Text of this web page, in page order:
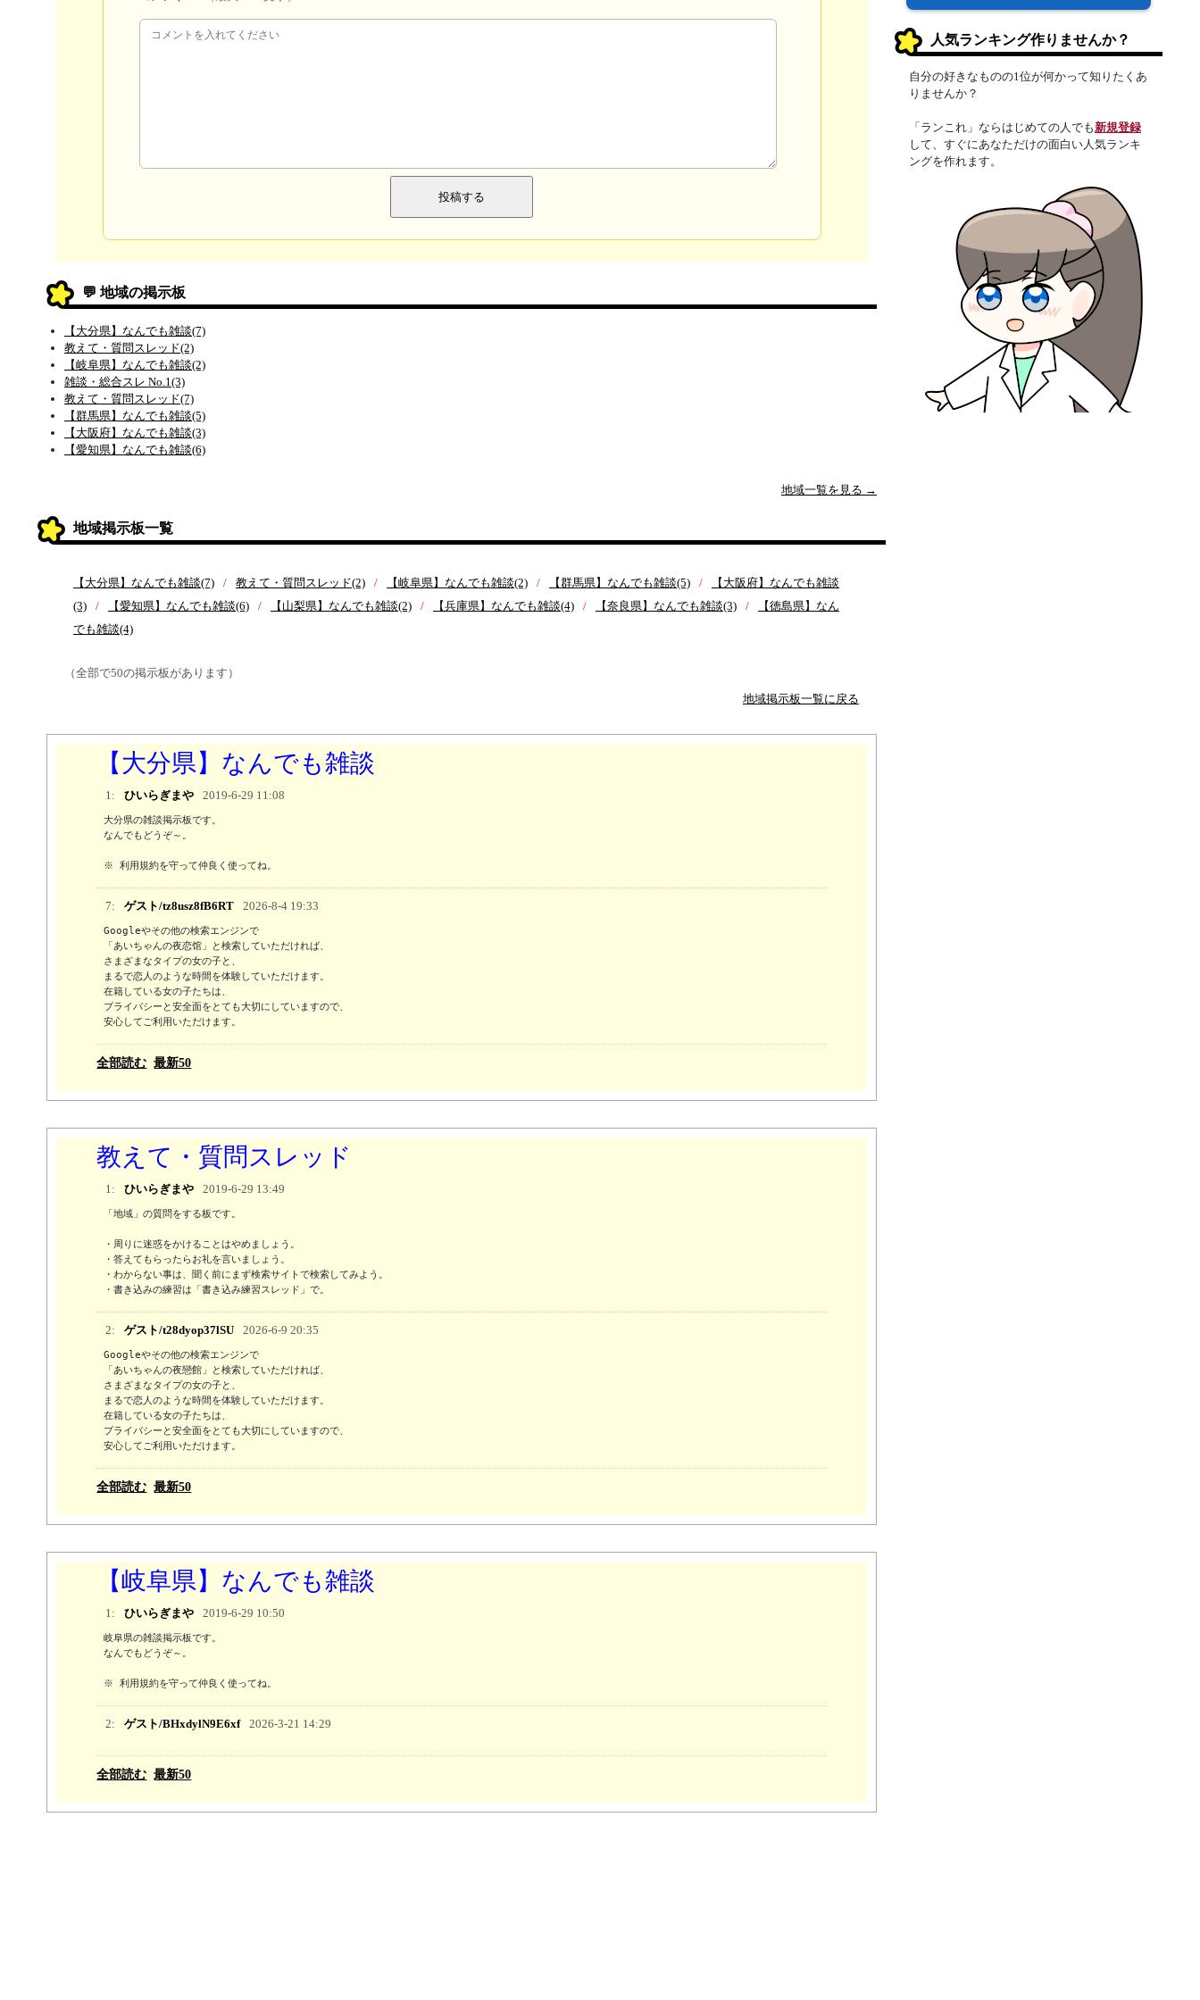
💬 地域の掲示板
【大分県】なんでも雑談(7)
教えて・質問スレッド(2)
【岐阜県】なんでも雑談(2)
雑談・総合スレ No.1(3)
教えて・質問スレッド(7)
【群馬県】なんでも雑談(5)
【大阪府】なんでも雑談(3)
【愛知県】なんでも雑談(6)
地域一覧を見る →
地域掲示板一覧
【大分県】なんでも雑談(7) 教えて・質問スレッド(2) 【岐阜県】なんでも雑談(2) 【群馬県】なんでも雑談(5)
【大阪府】なんでも雑談
(3)
【愛知県】なんでも雑談(6) 【山梨県】なんでも雑談(2) 【兵庫県】なんでも雑談(4) 【奈良県】なんでも雑談(3)
【徳島県】なん
でも雑談(4)
（全部で50の掲示板があります）
地域掲示板一覧に戻る
【大分県】なんでも雑談
1: ひいらぎまや 2019-6-29 11:08
大分県の雑談掲示板です。
なんでもどうぞ～。
※ 利用規約を守って仲良く使ってね。
7: ゲスト/tz8usz8fB6RT 2026-8-4 19:33
Googleやその他の検索エンジンで
「あいちゃんの夜恋馆」と検索していただければ、
さまざまなタイプの女の子と、
まるで恋人のような時間を体験していただけます。
在籍している女の子たちは、
プライバシーと安全面をとても大切にしていますので、
安心してご利用いただけます。
全部読む 最新50
教えて・質問スレッド
1: ひいらぎまや 2019-6-29 13:49
「地域」の質問をする板です。
・周りに迷惑をかけることはやめましょう。
・答えてもらったらお礼を言いましょう。
・わからない事は、聞く前にまず検索サイトで検索してみよう。
・書き込みの練習は「書き込み練習スレッド」で。
2: ゲスト/t28dyop37lSU 2026-6-9 20:35
Googleやその他の検索エンジンで
「あいちゃんの夜戀館」と検索していただければ、
さまざまなタイプの女の子と、
まるで恋人のような時間を体験していただけます。
在籍している女の子たちは、
プライバシーと安全面をとても大切にしていますので、
安心してご利用いただけます。
全部読む 最新50
【岐阜県】なんでも雑談
1: ひいらぎまや 2019-6-29 10:50
岐阜県の雑談掲示板です。
なんでもどうぞ～。
※ 利用規約を守って仲良く使ってね。
2: ゲスト/BHxdylN9E6xf 2026-3-21 14:29
全部読む 最新50
人気ランキング作りませんか？
自分の好きなものの1位が何かって知りたくあ
りませんか？
「ランこれ」ならはじめての人でも新規登録
して、すぐにあなただけの面白い人気ランキ
ングを作れます。